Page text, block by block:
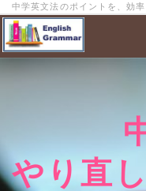
中学英文法のポイントを、効
中学
やり直